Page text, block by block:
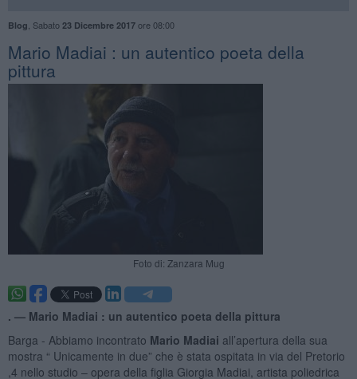
Blog Sabato 23 Dicembre 2017ore 08:00
Mario Madiai : un autentico poeta della
pittura
Foto di: Zanzara Mug
. — Mario Madiai : un autentico poeta della pittura
Barga - Abbiamo incontrato Mario Madiai all’apertura della sua
mostra “ Unicamente in due” che è stata ospitata in via del Pretorio
,4 nello studio – opera della figlia Giorgia Madiai, artista poliedrica